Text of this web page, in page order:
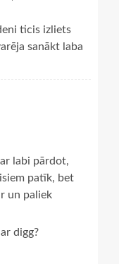
ticis izliets
sanākt laba
labi pārdot,
patīk, bet
un paliek
digg?